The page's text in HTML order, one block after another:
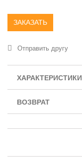
ЗАКАЗАТЬ
Отправить другу
ХАРАКТЕРИСТИКИ
ВОЗВРАТ